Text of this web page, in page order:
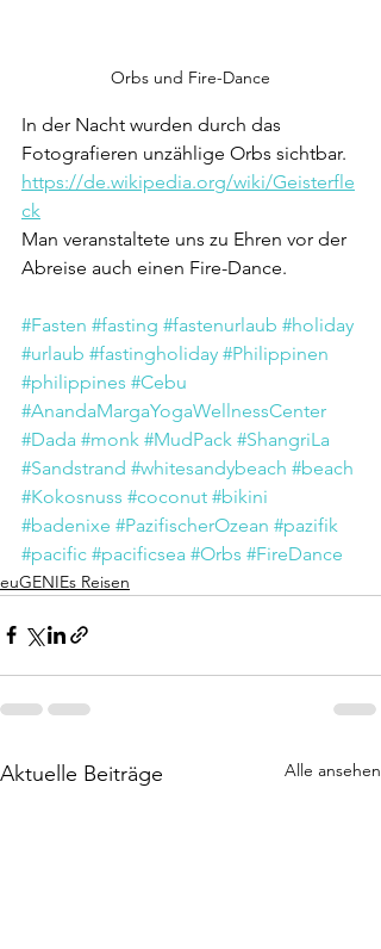
Orbs und Fire-Dance
In der Nacht wurden durch das
Fotografieren unzählige Orbs sichtbar.
https://de.wikipedia.org/wiki/Geisterfle
ck
Man veranstaltete uns zu Ehren vor der
Abreise auch einen Fire-Dance.
#Fasten #fasting #fastenurlaub #holiday
#urlaub #fastingholiday #Philippinen
#philippines #Cebu
#AnandaMargaYogaWellnessCenter
#Dada #monk #MudPack #ShangriLa
#Sandstrand #whitesandybeach #beach
#Kokosnuss #coconut #bikini
#badenixe #PazifischerOzean #pazifik
#pacific #pacificsea #Orbs #FireDance
euGENIEs Reisen
Aktuelle Beiträge Alle ansehen